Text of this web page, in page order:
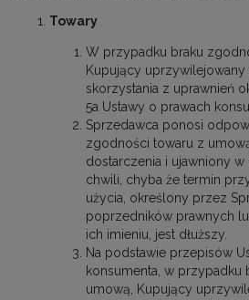
Towary
W przypadku braku
Kupujący
skorzystania z uprawnień
5a Ustawy o prawach
Sprzedawca ponosi
zgodności towaru z
dostarczenia i ujawniony
chwili, chyba że termin
użycia, określony przez
poprzedników prawnych
ich imieniu, jest dłuższy.
Na podstawie przepisów
konsumenta, w przypadku
umową, Kupujący